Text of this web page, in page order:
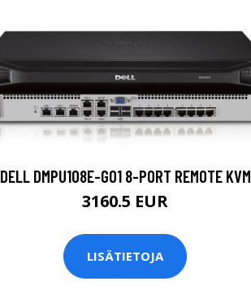
DELL DMPU108E-G01 8-PORT REMOTE KVM
3160.5 EUR
LISÄTIETOJA